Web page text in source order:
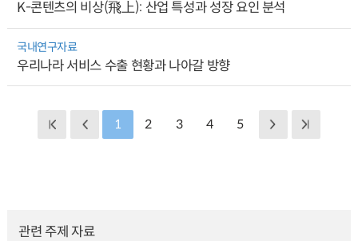
K-콘텐츠의 비상(飛上): 산업 특성과 성장 요인 분석
국내연구자료
우리나라 서비스 수출 현황과 나아갈 방향
1 2 3 4 5
관련 주제 자료